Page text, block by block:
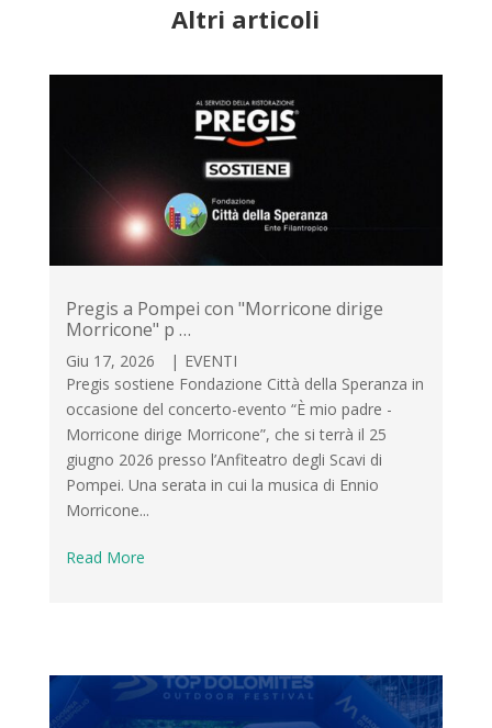
Altri articoli
Pregis a Pompei con "Morricone dirige
Morricone" p …
Giu 17, 2026 | EVENTI
Pregis sostiene Fondazione Città della Speranza in
occasione del concerto-evento “È mio padre -
Morricone dirige Morricone”, che si terrà il 25
giugno 2026 presso l’Anfiteatro degli Scavi di
Pompei. Una serata in cui la musica di Ennio
Morricone...
Read More